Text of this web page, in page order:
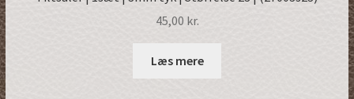
45,00 kr.
Læs mere